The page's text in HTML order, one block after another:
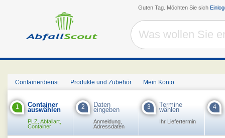
Guten Tag. Möchten Sie sich
Containerdienst Produkte und Zubehör Mein Konto
1 Container
auswählen
PLZ, Abfallart,
Container
2 Daten
eingeben
Anmeldung,
Adressdaten
3 Termine
wählen
Ihr Liefertermin
4